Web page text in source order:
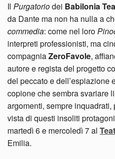
Il Purgatoriodei Babilonia
da Dante ma non ha nulla a
commedia: come nel loro
interpreti professionisti, ma
compagniaZeroFavole,
autore e regista del progetto
del peccato e dell’espiazione
copione che sembra svariare
argomenti, sempre
vista di questi insoliti
martedì 6 e mercoledì 7 al
Emilia.